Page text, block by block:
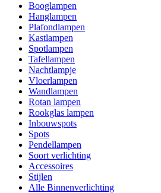
Booglampen
Hanglampen
Plafondlampen
Kastlampen
Spotlampen
Tafellampen
Nachtlampje
Vloerlampen
Wandlampen
Rotan lampen
Rookglas lampen
Inbouwspots
Spots
Pendellampen
Soort verlichting
Accessoires
Stijlen
Alle Binnenverlichting